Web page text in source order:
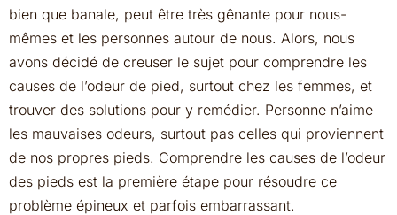
bien que banale, peut être très gênante pour nous-
mêmes et les personnes autour de nous. Alors, nous
avons décidé de creuser le sujet pour comprendre les
causes de l’odeur de pied, surtout chez les femmes, et
trouver des solutions pour y remédier. Personne n’aime
les mauvaises odeurs, surtout pas celles qui proviennent
de nos propres pieds. Comprendre les causes de l’odeur
des pieds est la première étape pour résoudre ce
problème épineux et parfois embarrassant.